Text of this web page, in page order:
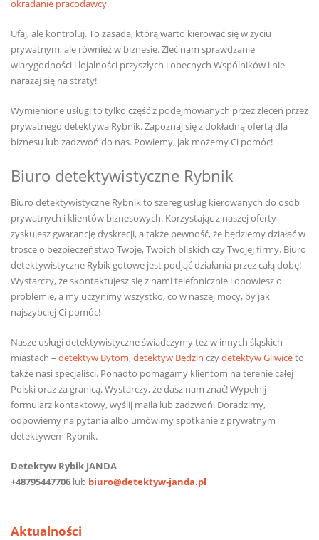
okradanie pracodawcy.
Ufaj, ale kontroluj. To zasada, którą warto kierować się w życiu
prywatnym, ale również w biznesie. Zleć nam sprawdzanie
wiarygodności i lojalności przyszłych i obecnych Wspólników i nie
narażaj się na straty!
Wymienione usługi to tylko część z podejmowanych przez zleceń przez
prywatnego detektywa Rybnik. Zapoznaj się z dokładną ofertą dla
biznesu lub zadzwoń do nas. Powiemy, jak możemy Ci pomóc!
Biuro detektywistyczne Rybnik
Biuro detektywistyczne Rybnik to szereg usług kierowanych do osób
prywatnych i klientów biznesowych. Korzystając z naszej oferty
zyskujesz gwarancję dyskrecji, a także pewność, że będziemy działać w
trosce o bezpieczeństwo Twoje, Twoich bliskich czy Twojej firmy. Biuro
detektywistyczne Rybik gotowe jest podjąć działania przez całą dobę!
Wystarczy, że skontaktujesz się z nami telefonicznie i opowiesz o
problemie, a my uczynimy wszystko, co w naszej mocy, by jak
najszybciej Ci pomóc!
Nasze usługi detektywistyczne świadczymy też w innych śląskich
miastach – detektyw Bytom,detektyw Będzin czydetektyw Gliwiceto
także nasi specjaliści. Ponadto pomagamy klientom na terenie całej
Polski oraz za granicą. Wystarczy, że dasz nam znać! Wypełnij
formularz kontaktowy, wyślij maila lub zadzwoń. Doradzimy,
odpowiemy na pytania albo umówimy spotkanie z prywatnym
detektywem Rybnik.
Detektyw Rybik JANDA
+48795447706 lub biuro@detektyw-janda.pl
Aktualności